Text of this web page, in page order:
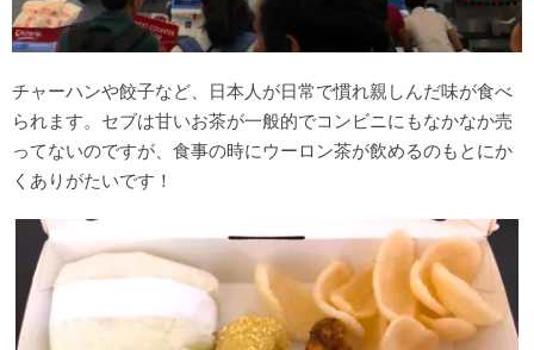
チャーハンや餃子など、日本人が日常で慣れ親しんだ味が食べ
られます。セブは甘いお茶が一般的でコンビニにもなかなか売
ってないのですが、食事の時にウーロン茶が飲めるのもとにか
くありがたいです！